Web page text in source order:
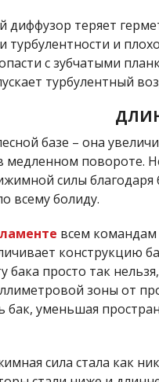
теряет
турбулентности и
с зубчатыми
турбулентный
базе – она
медленном повороте.
силы благодаря
всему болиду.
всем командам
конструкцию
бака просто так
зоны от
бак, уменьшая
сила стала как